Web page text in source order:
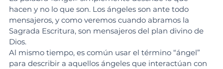
hacen y no lo que son. Los ángeles son ante todo
mensajeros, y como veremos cuando abramos la
Sagrada Escritura, son mensajeros del plan divino de
Dios.
Al mismo tiempo, es común usar el término “ángel”
para describir a aquellos ángeles que interactúan con